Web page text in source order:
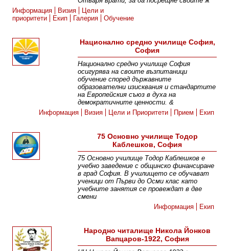
Информация
Визия
Цели и
приоритети
Екип Галерия Обучение
Национално средно училище София,
София
Национално средно училище София
осигурява на своите възпитаници
обучение според държавните
образователни изисквания и стандартите
на Европейския съюз в духа на
демократичните ценности. &
Информация
Визия Цели и Приоритети Прием Екип
75 Основно училище Тодор
Каблешков, София
75 Основно училище Тодор Каблешков е
учебно заведение с общинско финансиране
в град София. В училището се обучават
ученици от Първи до Осми клас като
учебните занятия се провеждат в две
смени
Информация
Екип
Народно читалище Никола Йонков
Вапцаров-1922, София